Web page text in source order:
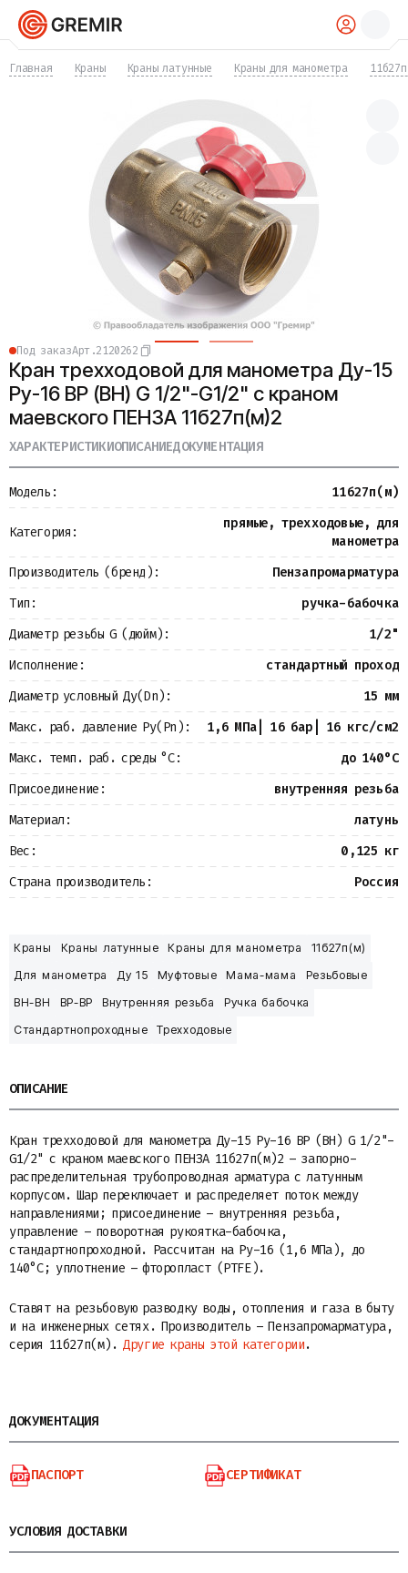
Переходы
Компенсаторы
Фасонные части
Крепеж
Прокладки и уплотнения
Теплоизоляция
Металлопрокат
Измерительные приборы
Баки
Водомерные узлы
Главная Краны Краны латунные Краны для манометра
Под заказАрт.2120262
Кран трехходовой для манометра Ду-15
Ру-16 ВР (ВН) G 1/2"-G1/2" с краном
маевского ПЕНЗА 11б27п(м)2
ХАРАКТЕРИСТИКИОПИСАНИЕДОКУМЕНТАЦИЯ
Модель: 11б27п(м)
Категория:
прямые, трехходовые, для
манометра
Производитель (бренд):
Пензапромарматура
Тип:
ручка-бабочка
Диаметр резьбы G (дюйм):
1/2"
Исполнение:
стандартный проход
Диаметр условный Ду(Dn):
15 мм
Макс. раб. давление Ру(Pn):
1,6 МПа| 16 бар| 16 кгс/см2
Макс. темп. раб. среды °С:
до 140°С
Присоединение:
внутренняя резьба
Материал:
латунь
Вес:
0,125 кг
Страна производитель:
Россия
Краны Краны латунные Краны для манометра
11б27п(м)
Для манометра
Ду 15 Муфтовые Мама-мама
Резьбовые
ВН-ВН
ВР-ВР Внутренняя резьба
Ручка бабочка
Стандартнопроходные
Трехходовые
ОПИСАНИЕ
Кран трехходовой для манометра Ду-15 Ру-16 ВР (ВН) G 1/2"-
G1/2" с краном маевского ПЕНЗА 11б27п(м)2 – запорно-
распределительная трубопроводная арматура с латунным
корпусом. Шар переключает и распределяет поток между
направлениями; присоединение – внутренняя резьба,
управление – поворотная рукоятка-бабочка,
стандартнопроходной. Рассчитан на Ру-16 (1,6 МПа), до
140°C; уплотнение – фторопласт (PTFE).
Ставят на резьбовую разводку воды, отопления и газа в быту
и на инженерных сетях. Производитель – Пензапромарматура,
серия 11б27п(м).Другие краны этой категории.
ДОКУМЕНТАЦИЯ
ПАСПОРТ СЕРТИФИКАТ
УСЛОВИЯ ДОСТАВКИ